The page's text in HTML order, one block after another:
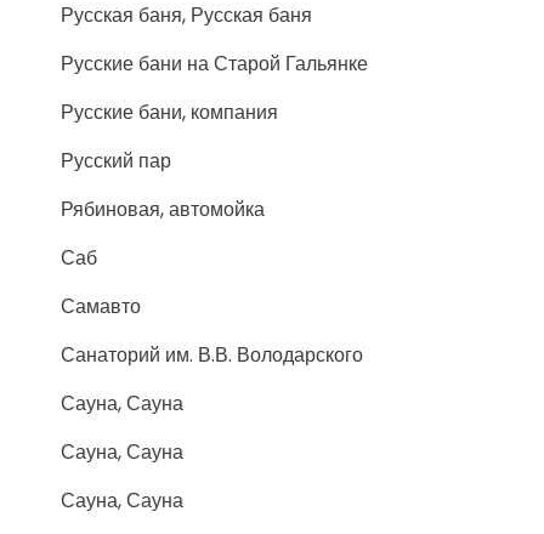
Русская баня, Русская баня
Русские бани на Старой Гальянке
Русские бани, компания
Русский пар
Рябиновая, автомойка
Саб
Самавто
Санаторий им. В.В. Володарского
Сауна, Сауна
Сауна, Сауна
Сауна, Сауна